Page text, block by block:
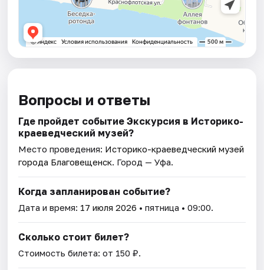
Вопросы и ответы
Где пройдет событие Экскурсия в Историко-
краеведческий музей?
Место проведения: Историко-краеведческий музей
города Благовещенск. Город — Уфа.
Когда запланирован событие?
Дата и время: 17 июля 2026 • пятница • 09:00.
Сколько стоит билет?
Стоимость билета: от 150 ₽.